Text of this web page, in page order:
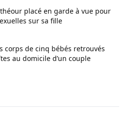
placé en garde à vue pour
sur sa fille
corps de cinq bébés retrouvés
au domicile d’un couple